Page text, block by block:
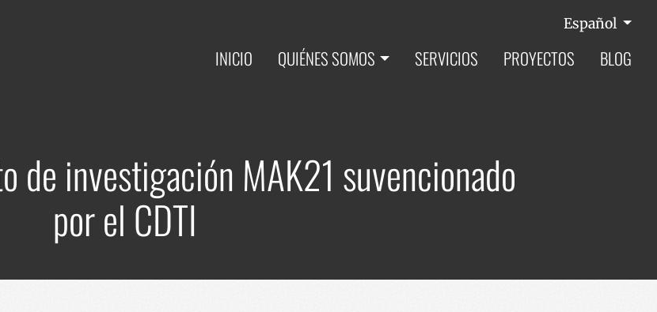
Español
INICIO QUIÉNES SOMOS SERVICIOS PROYECTOS BLOG
de investigación MAK21 suvencionado
por el CDTI